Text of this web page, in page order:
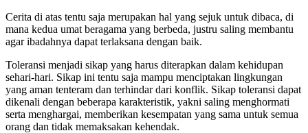
Cerita di atas tentu saja merupakan hal yang sejuk untuk dibaca, di
mana kedua umat beragama yang berbeda, justru saling membantu
agar ibadahnya dapat terlaksana dengan baik.
Toleransi menjadi sikap yang harus diterapkan dalam kehidupan
sehari-hari. Sikap ini tentu saja mampu menciptakan lingkungan
yang aman tenteram dan terhindar dari konflik. Sikap toleransi dapat
dikenali dengan beberapa karakteristik, yakni saling menghormati
serta menghargai, memberikan kesempatan yang sama untuk semua
orang dan tidak memaksakan kehendak.